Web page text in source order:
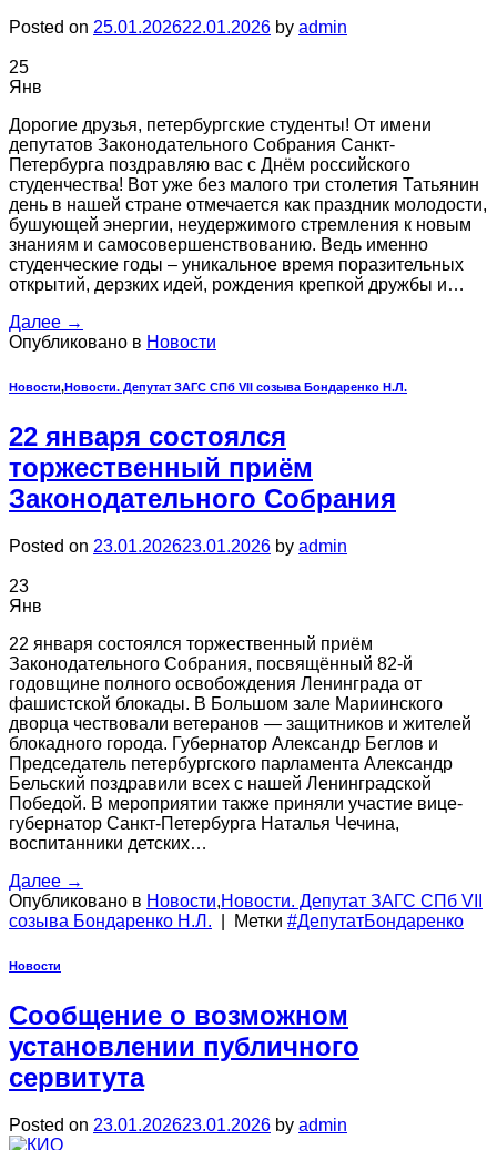
Posted on 25.01.202622.01.2026 by admin
25
Янв
Дорогие друзья, петербургские студенты! От имени
депутатов Законодательного Собрания Санкт-
Петербурга поздравляю вас с Днём российского
студенчества! Вот уже без малого три столетия Татьянин
день в нашей стране отмечается как праздник молодости,
бушующей энергии, неудержимого стремления к новым
знаниям и самосовершенствованию. Ведь именно
студенческие годы – уникальное время поразительных
открытий, дерзких идей, рождения крепкой дружбы и…
Далее →
Опубликовано в Новости
Новости,Новости. Депутат ЗАГС СПб VII созыва Бондаренко Н.Л.
22 января состоялся
торжественный приём
Законодательного Собрания
Posted on 23.01.202623.01.2026 by admin
23
Янв
22 января состоялся торжественный приём
Законодательного Собрания, посвящённый 82-й
годовщине полного освобождения Ленинграда от
фашистской блокады. В Большом зале Мариинского
дворца чествовали ветеранов — защитников и жителей
блокадного города. Губернатор Александр Беглов и
Председатель петербургского парламента Александр
Бельский поздравили всех с нашей Ленинградской
Победой. В мероприятии также приняли участие вице-
губернатор Санкт-Петербурга Наталья Чечина,
воспитанники детских…
Далее →
Опубликовано в Новости,Новости. Депутат ЗАГС СПб VII
созыва Бондаренко Н.Л.
Метки #ДепутатБондаренко
Новости
Сообщение о возможном
установлении публичного
сервитута
Posted on 23.01.202623.01.2026 by admin